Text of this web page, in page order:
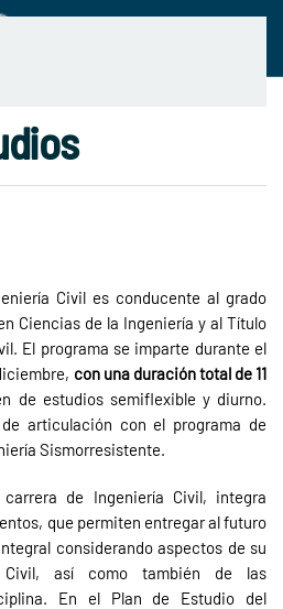
Civil es conducente al grado
Ciencias de la Ingeniería y al Título
El programa se imparte durante el
con una duración total de 11
de estudios semiflexible y diurno.
articulación con el programa de
Sismorresistente.
de Ingeniería Civil, integra
que permiten entregar al futuro
considerando aspectos de su
Civil, así como también de las
En el Plan de Estudio del